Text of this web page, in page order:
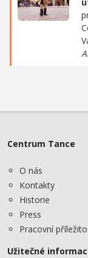
Centrum Tance
O nás
Kontakty
Historie
Press
Pracovní
Užitečné